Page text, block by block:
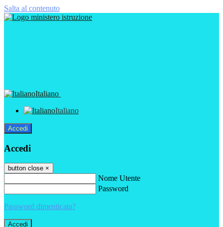
Salta al contenuto
Italiano
Italiano
Accedi
Accedi
button close ×
Nome Utente
Password
Password dimenticata?